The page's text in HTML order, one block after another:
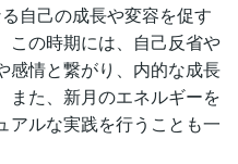
自己の成長や変容を促す
この時期には、自己反省や
感情と繋がり、内的な成長
また、新月のエネルギーを
アルな実践を行うことも一